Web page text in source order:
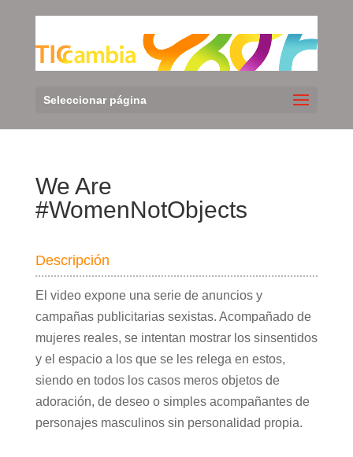
Seleccionar página
We Are
#WomenNotObjects
Descripción
El video expone una serie de anuncios y
campañas publicitarias sexistas. Acompañado de
mujeres reales, se intentan mostrar los sinsentidos
y el espacio a los que se les relega en estos,
siendo en todos los casos meros objetos de
adoración, de deseo o simples acompañantes de
personajes masculinos sin personalidad propia.